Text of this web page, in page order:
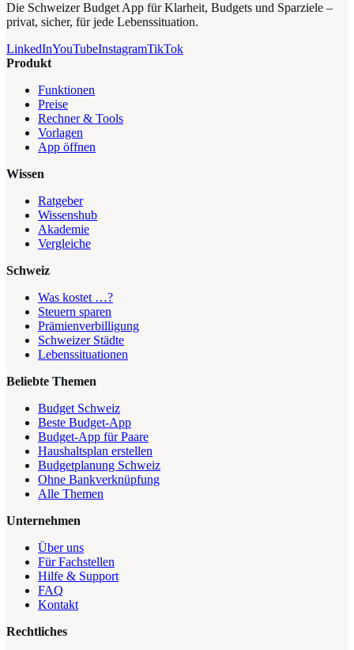
Die Schweizer Budget App für Klarheit, Budgets und Sparziele –
privat, sicher, für jede Lebenssituation.
LinkedInYouTubeInstagramTikTok
Produkt
Funktionen
Preise
Rechner & Tools
Vorlagen
App öffnen
Wissen
Ratgeber
Wissenshub
Akademie
Vergleiche
Schweiz
Was kostet …?
Steuern sparen
Prämienverbilligung
Schweizer Städte
Lebenssituationen
Beliebte Themen
Budget Schweiz
Beste Budget-App
Budget-App für Paare
Haushaltsplan erstellen
Budgetplanung Schweiz
Ohne Bankverknüpfung
Alle Themen
Unternehmen
Über uns
Für Fachstellen
Hilfe & Support
FAQ
Kontakt
Rechtliches